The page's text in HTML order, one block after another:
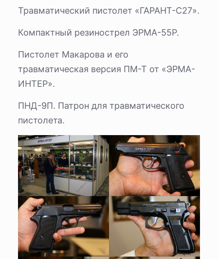
Травматический пистолет «ГАРАНТ-С27».
Компактный резинострел ЭРМА-55Р.
Пистолет Макарова и его
травматическая версия ПМ-Т от «ЭРМА-
ИНТЕР».
ПНД-9П. Патрон для травматического
пистолета.